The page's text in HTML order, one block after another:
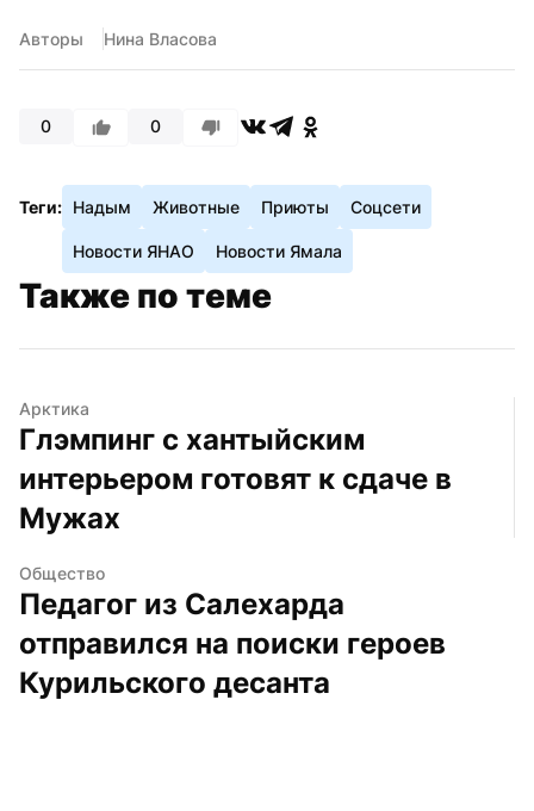
Авторы Нина Власова
0 0
Теги: Надым Животные Приюты Соцсети
Новости ЯНАО Новости Ямала
Также по теме
Арктика
Глэмпинг с хантыйским
интерьером готовят к сдаче в
Мужах
Общество
Педагог из Салехарда
отправился на поиски героев
Курильского десанта